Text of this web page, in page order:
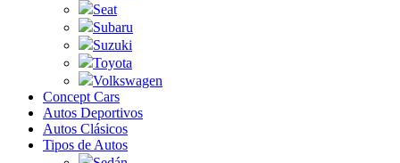
Seat
Subaru
Suzuki
Toyota
Volkswagen
Concept Cars
Autos Deportivos
Autos Clásicos
Tipos de Autos